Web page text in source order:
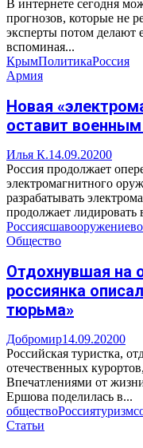
В интернете сегодня
прогнозов, которые не
эксперты потом
вспоминая...
КрымПолитикаРоссия
Армия
Новая
оставит
Илья К.14.09.20200
Россия продолжает
электромагнитного
разрабатывать
продолжает лидировать
Россиясшавооружение
Общество
Отдохнувшая на
россиянка
тюрьма»
Добромир14.09.20200
Российская туристка,
отечественных
Впечатлениями от
Ершова поделилась в...
обществоРоссиятуризм
Статьи